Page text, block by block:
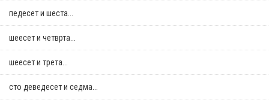
педесет и шеста...
шеесет и четврта...
шеесет и трета...
сто деведесет и седма...